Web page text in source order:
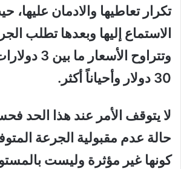
تكرار تعاطيها والادمان عليها،
الاستماع إليها وبعدها تطلب
وتتراوح
30 دولار وأحياناً أكثر.
لا يتوقف الأمر عند هذا الحد
حالة عدم مقبولية الجرعة
كونها غير مؤثرة وليست